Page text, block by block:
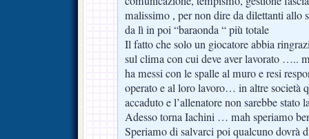
malissimo , per non dire da dilettanti allo
da lì in poi “baraonda “ più totale
Il fatto che solo un giocatore abbia
sul clima con cui deve aver lavorato …..
ha messi con le spalle al muro e resi
operato e al loro lavoro… in altre società
accaduto e l’allenatore non sarebbe stato
Adesso torna Iachini … mah speriamo
Speriamo di salvarci poi qualcuno dovrà